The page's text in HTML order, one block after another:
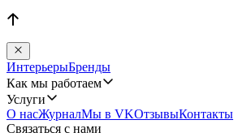
ИнтерьерыБренды
Как мы работаем
Услуги
О насЖурналМы в VKОтзывыКонтакты
Связаться с нами